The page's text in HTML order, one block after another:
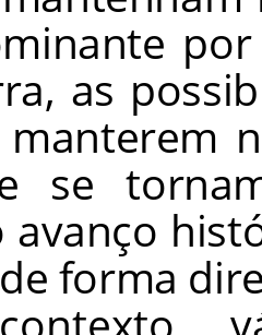
as
se
avanço
forma